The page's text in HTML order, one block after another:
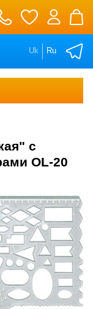
Uk Ru
с
OL-20